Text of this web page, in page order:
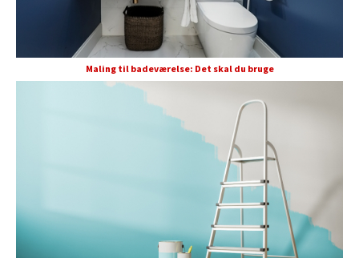
Maling til badeværelse: Det skal du bruge